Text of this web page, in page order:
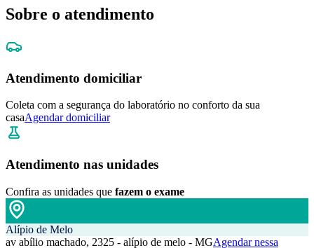
Sobre o atendimento
Atendimento domiciliar
Coleta com a segurança do laboratório no conforto da sua
casaAgendar domiciliar
Atendimento nas unidades
Confira as unidades que fazem o exame
Alípio de Melo
av abílio machado, 2325 - alípio de melo - MGAgendar nessa